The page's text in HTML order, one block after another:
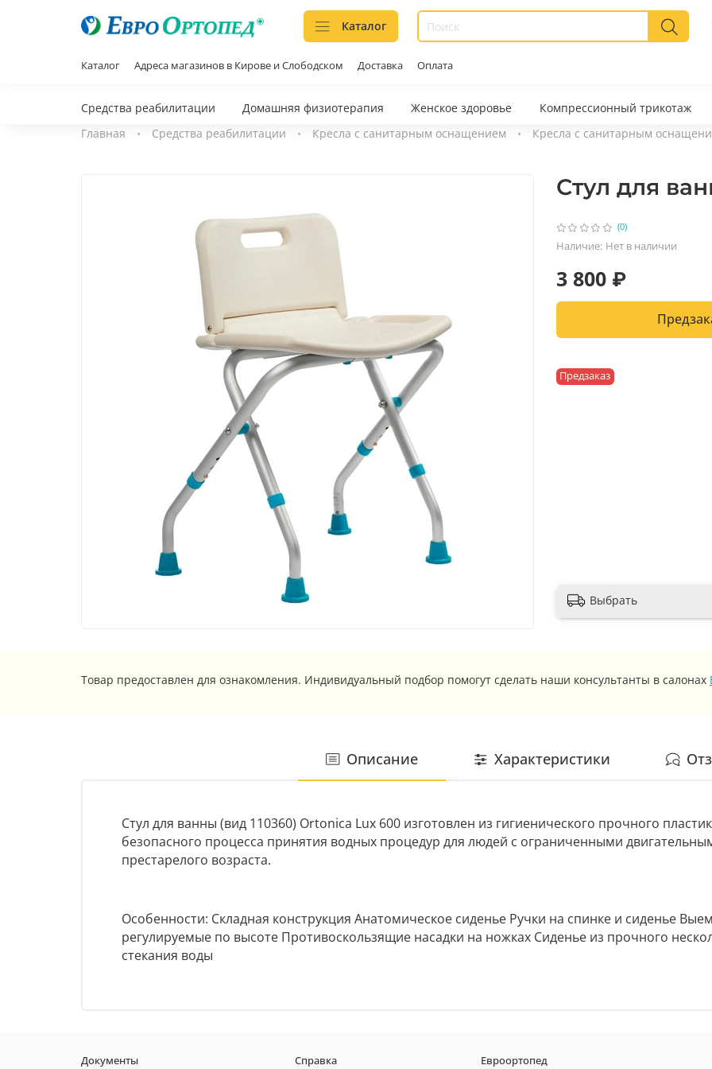
Каталог
Каталог Адреса магазинов в Кирове и Слободском Доставка Оплата
Средства реабилитации Домашняя физиотерапия Женское здоровье Компрессионный трикотаж
Главная
Средства реабилитации Кресла с санитарным оснащением Кресла с санитарным
(0)
Наличие: Нет в наличии
Предзаказ
Стул для
3 800 ₽
Выбрать
Товар предоставлен для ознакомления. Индивидуальный подбор помогут сделать наши консультанты в салонах
Описание Характеристики
Стул для ванны (вид 110360) Ortonica Lux 600 изготовлен из гигиенического прочного
безопасного процесса принятия водных процедур для людей с ограниченными
престарелого возраста.
Особенности: Складная конструкция Анатомическое сиденье Ручки на спинке и сиденье
регулируемые по высоте Противоскользящие насадки на ножках Сиденье из прочного
стекания воды
Документы Справка Евроортопед